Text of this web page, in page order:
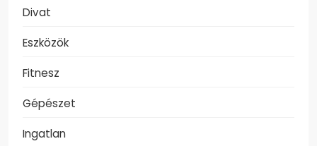
Divat
Eszközök
Fitnesz
Gépészet
Ingatlan